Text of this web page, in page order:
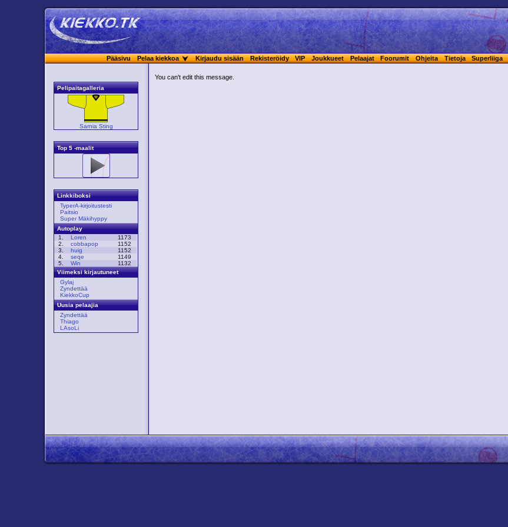
Pääsivu Pelaa kiekkoa Kirjaudu sisään Rekisteröidy VIP Joukkueet Pelaajat Foorumit Ohjeita Tietoja Superliiga
Pelipaitagalleria
Sarnia Sting
Top 5 -maalit
Linkkiboksi
TyperA-kirjoitustesti
Paitsio
Super Mäkihyppy
Autoplay
1.
Loren
1173
2.
cobbapop
1152
3.
huig
1152
4.
seqe
1149
5.
Win
1132
Viimeksi kirjautuneet
Gylaj
Zyndettää
KiekkoCup
Uusia pelaajia
Zyndettää
Thiago
LAsoLi
You can't edit this message.